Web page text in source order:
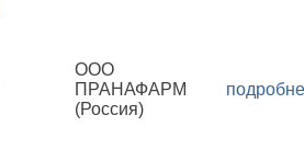
ООО
ПРАНАФАРМ
(Россия)